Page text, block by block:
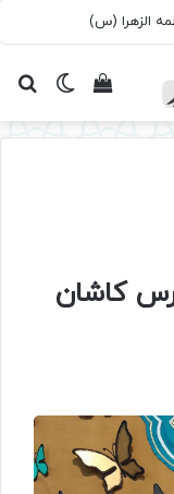
الزهرا (س)
تغییرمشاهده
کاشان